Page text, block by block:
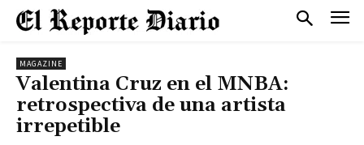
MAGAZINE
Valentina Cruz en el MNBA:
retrospectiva de una artista
irrepetible